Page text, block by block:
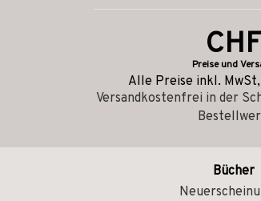
CHF
Preise und
Alle Preise inkl.
Versandkostenfrei in der
Bücher